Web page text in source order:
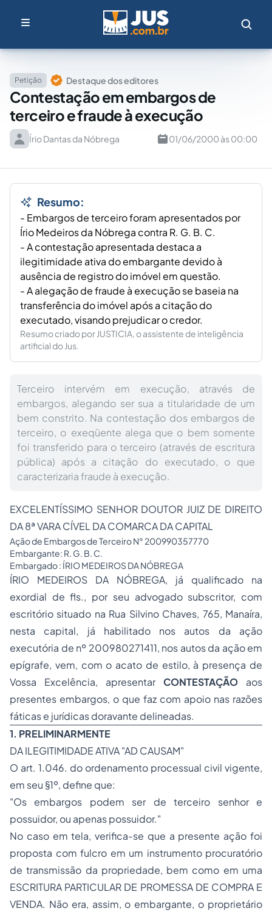
Petição Destaque dos editores
Contestação em embargos de
terceiro e fraude à execução
Írio Dantas da Nóbrega 01/06/2000 às 00:00
Resumo:
- Embargos de terceiro foram apresentados por
Írio Medeiros da Nóbrega contra R. G. B. C.
- A contestação apresentada destaca a
ilegitimidade ativa do embargante devido à
ausência de registro do imóvel em questão.
- A alegação de fraude à execução se baseia na
transferência do imóvel após a citação do
executado, visando prejudicar o credor.
Resumo criado por JUSTICIA, o assistente de inteligência
artificial do Jus.
Terceiro intervém em execução, através de
embargos, alegando ser sua a titularidade de um
bem constrito. Na contestação dos embargos de
terceiro, o exeqüente alega que o bem somente
foi transferido para o terceiro (através de escritura
pública) após a citação do executado, o que
caracterizaria fraude à execução.
EXCELENTÍSSIMO SENHOR DOUTOR JUIZ DE DIREITO
DA 8ª VARA CÍVEL DA COMARCA DA CAPITAL
Ação de Embargos de Terceiro N° 200990357770
Embargante: R. G. B. C.
Embargado : ÍRIO MEDEIROS DA NÓBREGA
ÍRIO MEDEIROS DA NÓBREGA, já qualificado na
exordial de fls., por seu advogado subscritor, com
escritório situado na Rua Silvino Chaves, 765, Manaíra,
nesta capital, já habilitado nos autos da ação
executória de nº 200980271411, nos autos da ação em
epígrafe, vem, com o acato de estilo, à presença de
Vossa Excelência, apresentar CONTESTAÇÃO aos
presentes embargos, o que faz com apoio nas razões
fáticas e jurídicas doravante delineadas.
1. PRELIMINARMENTE
DA ILEGITIMIDADE ATIVA "AD CAUSAM"
O art. 1.046. do ordenamento processual civil vigente,
em seu §1º, define que:
"Os embargos podem ser de terceiro senhor e
possuidor, ou apenas possuidor."
No caso em tela, verifica-se que a presente ação foi
proposta com fulcro em um instrumento procuratório
de transmissão da propriedade, bem como em uma
ESCRITURA PARTICULAR DE PROMESSA DE COMPRA E
VENDA. Não era, assim, o embargante, o proprietário